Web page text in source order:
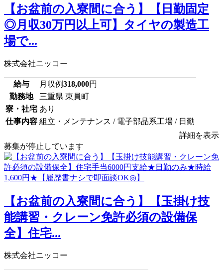
【お盆前の入寮間に合う】【日勤固定
◎月収30万円以上可】タイヤの製造工
場で...
株式会社ニッコー
給与 月収例318,000円
勤務地
三重県 東員町
寮・社宅 あり
仕事内容 組立・メンテナンス / 電子部品系工場 / 日勤
詳細を表示
募集が停止しています
【お盆前の入寮間に合う】【玉掛け技
能講習・クレーン免許必須の設備保
全】住宅...
株式会社ニッコー